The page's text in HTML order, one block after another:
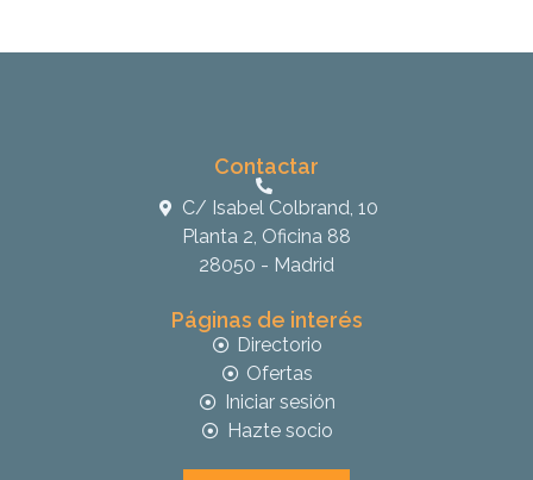
Contactar
C/ Isabel Colbrand, 10
Planta 2, Oficina 88
28050 - Madrid
Páginas de interés
Directorio
Ofertas
Iniciar sesión
Hazte socio